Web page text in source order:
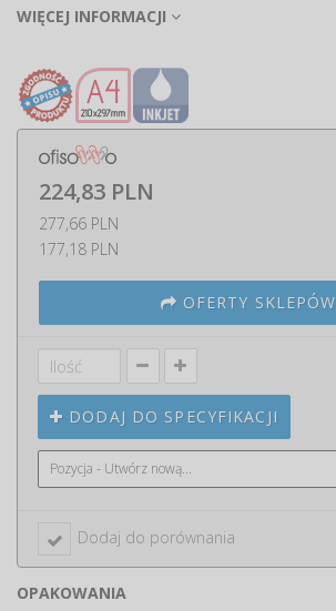
WIĘCEJ INFORMACJI
224,83 PLN
277,66 PLN
177,18 PLN
OFERTY SKLEPÓW
DODAJ DO SPECYFIKACJI
Pozycja - Utwórz nową...
Dodaj do porównania
OPAKOWANIA